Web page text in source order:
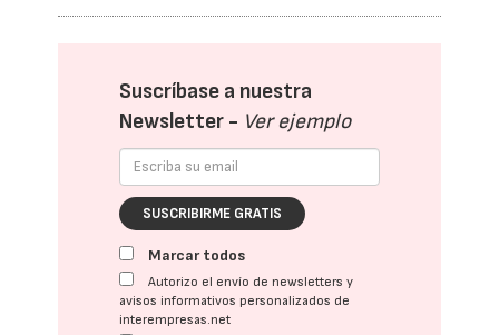
Suscríbase a nuestra
Newsletter - Ver ejemplo
SUSCRIBIRME GRATIS
Marcar todos
Autorizo el envío de newsletters y
avisos informativos personalizados de
interempresas.net